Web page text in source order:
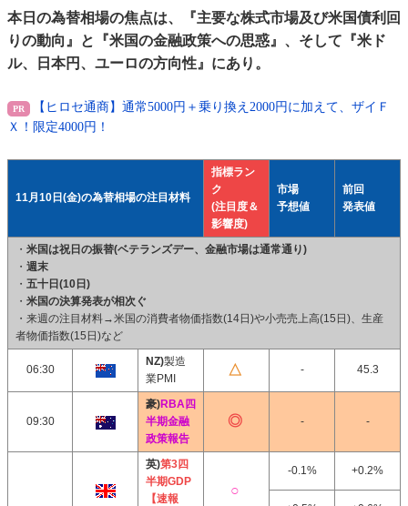
本日の為替相場の焦点は、『主要な株式市場及び米国債利回
りの動向』と『米国の金融政策への思惑』、そして『米ド
ル、日本円、ユーロの方向性』にあり。
【ヒロセ通商】通常5000円＋乗り換え2000円に加えて、ザイＦ
Ｘ！限定4000円！
11月10日(金)の為替相場の注目材料
指標ラン
ク
(注目度＆
影響度)
市場
予想値
前回
発表値
・ 米国は祝日の振替(ベテランズデー、金融市場は通常通り)
・ 週末
・ 五十日(10日)
・ 米国の決算発表が相次ぐ
・来週の注目材料→米国の消費者物価指数(14日)や小売売上高(15日)、生産
者物価指数(15日)など
06:30
NZ)製造
業PMI
- 45.3
09:30
豪)RBA四
半期金融
政策報告
- -
英)第3四
半期GDP
【速報
-0.1% +0.2%